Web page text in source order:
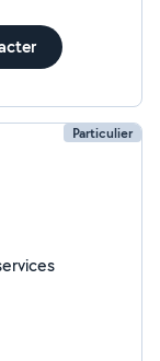
Particulier